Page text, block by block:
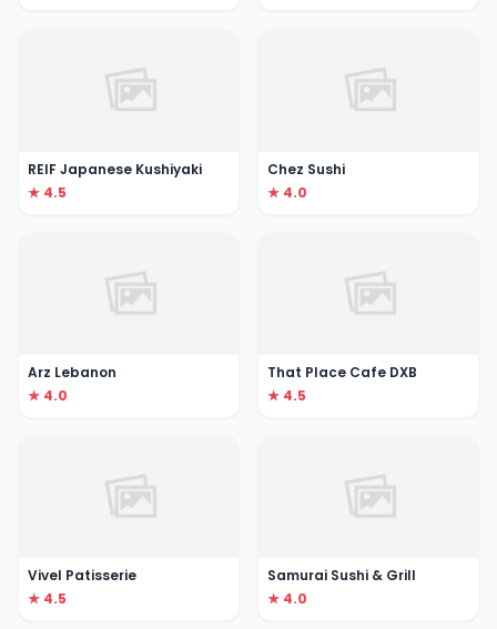
REIF Japanese Kushiyaki
★ 4.5
Chez Sushi
★ 4.0
Arz Lebanon
★ 4.0
That Place Cafe DXB
★ 4.5
Vivel Patisserie
★ 4.5
Samurai Sushi & Grill
★ 4.0